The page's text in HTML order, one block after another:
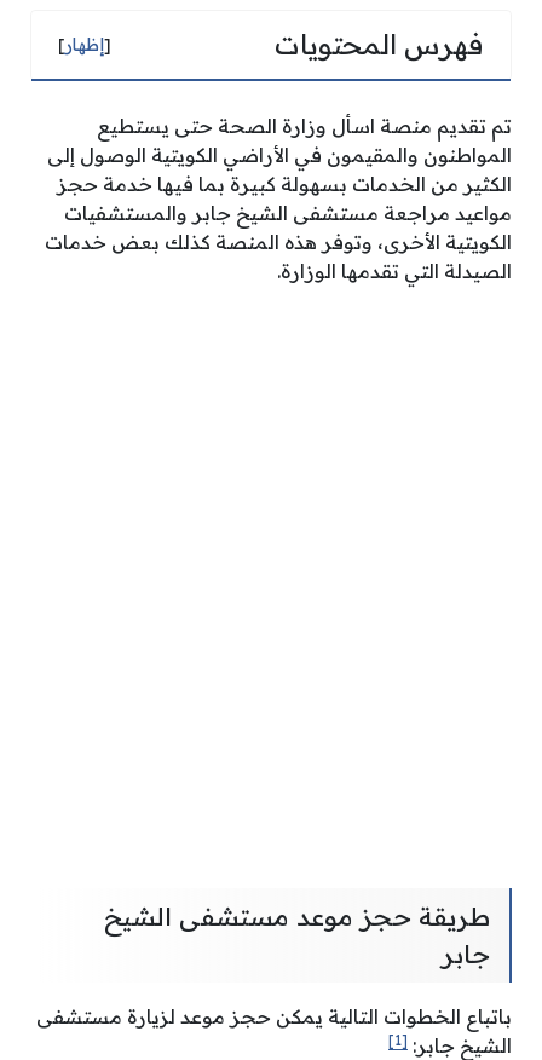
فهرس المحتويات [إظهار]
تم تقديم منصة اسأل وزارة الصحة حتى يستطيع
المواطنون والمقيمون في الأراضي الكويتية الوصول إلى
الكثير من الخدمات بسهولة كبيرة بما فيها خدمة حجز
مواعيد مراجعة مستشفى الشيخ جابر والمستشفيات
الكويتية الأخرى، وتوفر هذه المنصة كذلك بعض خدمات
الصيدلة التي تقدمها الوزارة.
طريقة حجز موعد مستشفى الشيخ
جابر
باتباع الخطوات التالية يمكن حجز موعد لزيارة مستشفى
الشيخ جابر: [1]